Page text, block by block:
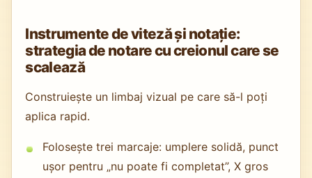
Instrumente de viteză și notație:
strategia de notare cu creionul care se
scalează
Construiește un limbaj vizual pe care să-l poți
aplica rapid.
Folosește trei marcaje: umplere solidă, punct
ușor pentru „nu poate fi completat”, X gros